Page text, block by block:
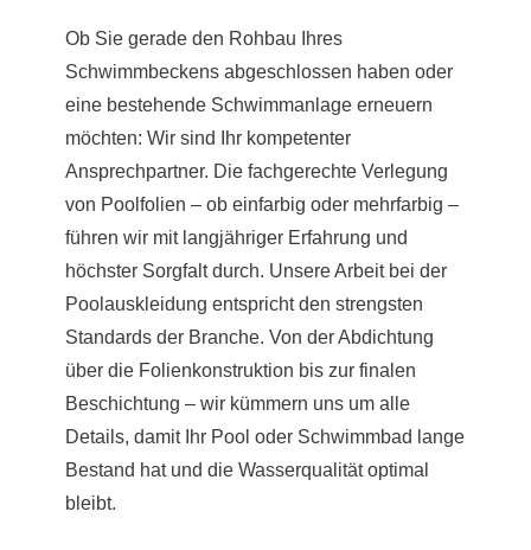
Ob Sie gerade den Rohbau Ihres
Schwimmbeckens abgeschlossen haben oder
eine bestehende Schwimmanlage erneuern
möchten: Wir sind Ihr kompetenter
Ansprechpartner. Die fachgerechte Verlegung
von Poolfolien – ob einfarbig oder mehrfarbig –
führen wir mit langjähriger Erfahrung und
höchster Sorgfalt durch. Unsere Arbeit bei der
Poolauskleidung entspricht den strengsten
Standards der Branche. Von der Abdichtung
über die Folienkonstruktion bis zur finalen
Beschichtung – wir kümmern uns um alle
Details, damit Ihr Pool oder Schwimmbad lange
Bestand hat und die Wasserqualität optimal
bleibt.